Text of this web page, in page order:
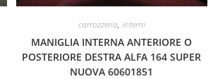
carrozzeria, interni
MANIGLIA INTERNA ANTERIORE O
POSTERIORE DESTRA ALFA 164 SUPER
NUOVA 60601851